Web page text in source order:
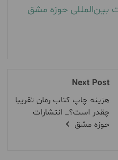
بین‌المللی حوزه مشق
Next Post
هزینه چاپ کتاب رمان تقریبا
چقدر است؟_ انتشارات
حوزه مشق